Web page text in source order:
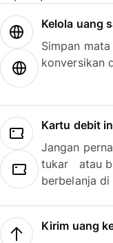
Kelola uang
Simpan
konversikan
Kartu debit
Jangan
tukar atau
berbelanja di
Kirim uang